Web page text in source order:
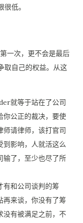
低。
一次，更不会是最后
取自己的权益。从这
就等于站在了公司
你公正的裁决，要使
师请律师，该打官司
到影响，人就活这么
输了，至少也尽了所
有和公司谈判的筹
再来谈，你没有了筹
没有被满足之前，不